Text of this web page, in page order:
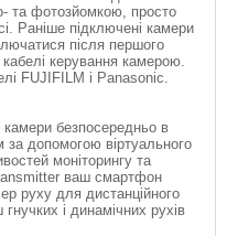
та фотозйомкою, просто
Раніше підключені камери
після першого
керування камерою.
FUJIFILM і Panasonic.
камери безпосередньо в
за допомогою віртуального
моніторингу та
ваш смартфон
руху для дистанційного
і динамічних рухів